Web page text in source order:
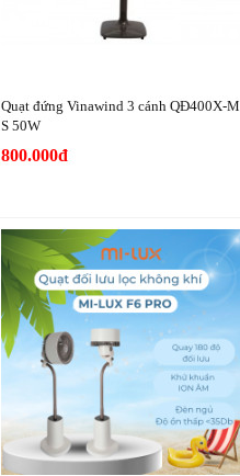
Quạt đứng Vinawind 3 cánh QĐ400X-M
S 50W
800.000đ